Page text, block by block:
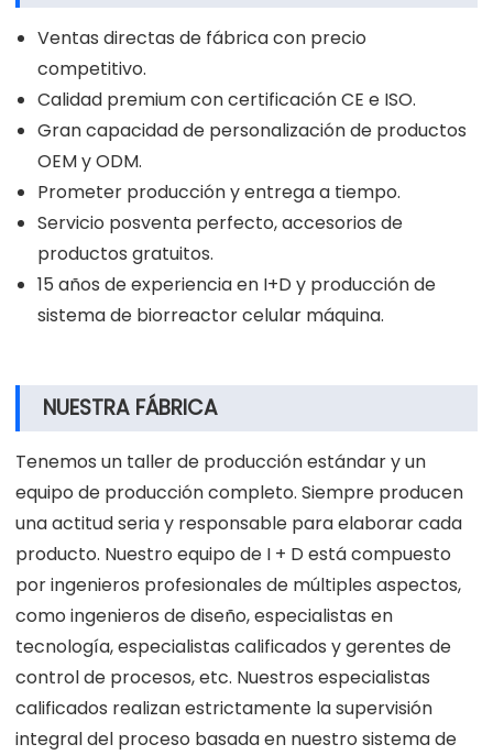
Ventas directas de fábrica con precio
competitivo.
Calidad premium con certificación CE e ISO.
Gran capacidad de personalización de productos
OEM y ODM.
Prometer producción y entrega a tiempo.
Servicio posventa perfecto, accesorios de
productos gratuitos.
15 años de experiencia en I+D y producción de
sistema de biorreactor celular máquina.
NUESTRA FÁBRICA
Tenemos un taller de producción estándar y un
equipo de producción completo. Siempre producen
una actitud seria y responsable para elaborar cada
producto. Nuestro equipo de I + D está compuesto
por ingenieros profesionales de múltiples aspectos,
como ingenieros de diseño, especialistas en
tecnología, especialistas calificados y gerentes de
control de procesos, etc. Nuestros especialistas
calificados realizan estrictamente la supervisión
integral del proceso basada en nuestro sistema de